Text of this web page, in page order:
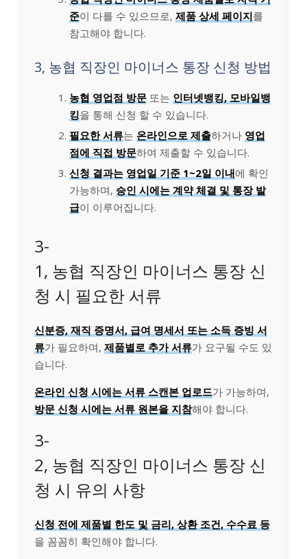
준이 다를 수 있으므로, 제품 상세 페이지를
참고해야 합니다.
3, 농협 직장인 마이너스 통장 신청 방법
농협 영업점 방문 또는 인터넷뱅킹, 모바일뱅
킹을 통해 신청 할 수 있습니다.
필요한 서류는 온라인으로 제출하거나 영업
점에 직접 방문하여 제출할 수 있습니다.
신청 결과는 영업일 기준 1~2일 이내에 확인
가능하며, 승인 시에는 계약 체결 및 통장 발
급이 이루어집니다.
3-
1, 농협 직장인 마이너스 통장 신
청 시 필요한 서류
신분증, 재직 증명서, 급여 명세서 또는 소득 증빙 서
류가 필요하며, 제품별로 추가 서류가 요구될 수도 있
습니다.
온라인 신청 시에는 서류 스캔본 업로드가 가능하며,
방문 신청 시에는 서류 원본을 지참해야 합니다.
3-
2, 농협 직장인 마이너스 통장 신
청 시 유의 사항
신청 전에 제품별 한도 및 금리, 상환 조건, 수수료 등
을 꼼꼼히 확인해야 합니다.